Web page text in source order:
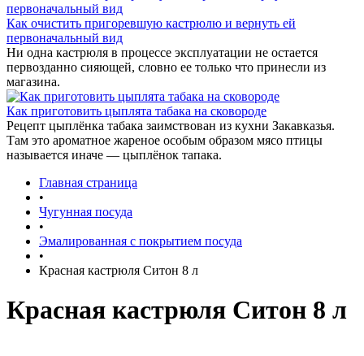
Как очистить пригоревшую кастрюлю и вернуть ей
первоначальный вид
Ни одна кастрюля в процессе эксплуатации не остается
первозданно сияющей, словно ее только что принесли из
магазина.
Как приготовить цыплята табака на сковороде
Рецепт цыплёнка табака заимствован из кухни Закавказья.
Там это ароматное жареное особым образом мясо птицы
называется иначе — цыплёнок тапака.
Главная страница
•
Чугунная посуда
•
Эмалированная с покрытием посуда
•
Красная кастрюля Ситон 8 л
Красная кастрюля Ситон 8 л